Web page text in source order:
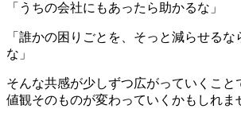
「うちの会社にもあったら助かるな」
「誰かの困りごとを、そっと減らせる
な」
そんな共感が少しずつ広がっていくこと
値観そのものが変わっていくかもしれま